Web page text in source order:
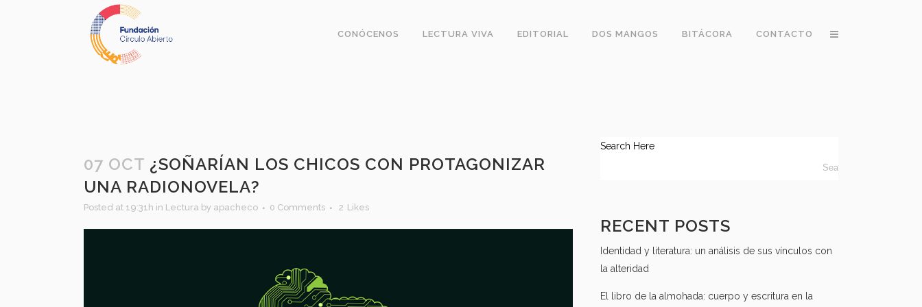
CONÓCENOS LECTURA VIVA EDITORIAL DOS MANGOS BITÁCORA CONTACTO
07 OCT ¿SOÑARÍAN LOS CHICOS CON PROTAGONIZAR
UNA RADIONOVELA?
Posted at 19:31h in Lectura by apacheco 0 Comments 2 Likes
Search Here
RECENT POSTS
Identidad y literatura: un análisis de sus vínculos con
la alteridad
El libro de la almohada: cuerpo y escritura en la